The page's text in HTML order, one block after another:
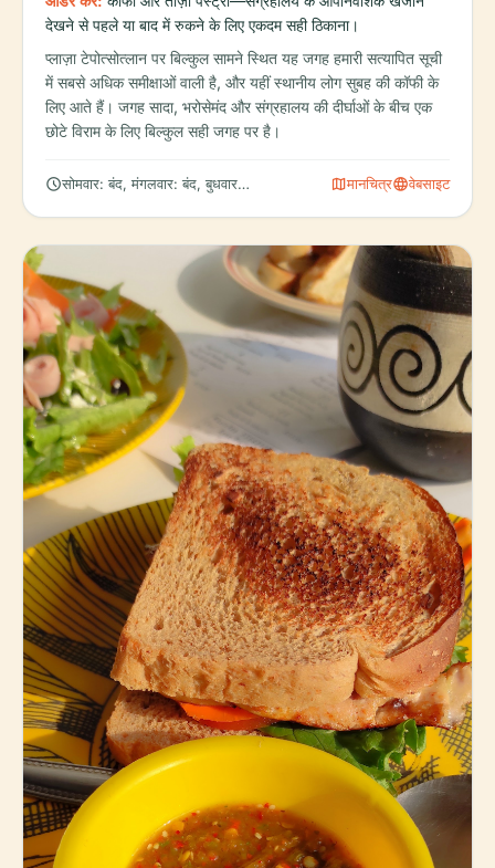
देखने से पहले या बाद में रुकने के लिए एकदम सही ठिकाना।
प्लाज़ा टेपोत्सोत्लान पर बिल्कुल सामने स्थित यह जगह हमारी सत्यापित सूची
में सबसे अधिक समीक्षाओं वाली है, और यहीं स्थानीय लोग सुबह की कॉफी के
लिए आते हैं। जगह सादा, भरोसेमंद और संग्रहालय की दीर्घाओं के बीच एक
छोटे विराम के लिए बिल्कुल सही जगह पर है।
scheduleसोमवार: बंद, मंगलवार: बंद, बुधवार: 1:00 – 9:00 PM
mapमानचित्रlanguageवेबसाइट